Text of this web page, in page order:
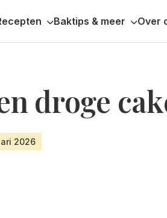
Baktips & meer Over
droge
2026